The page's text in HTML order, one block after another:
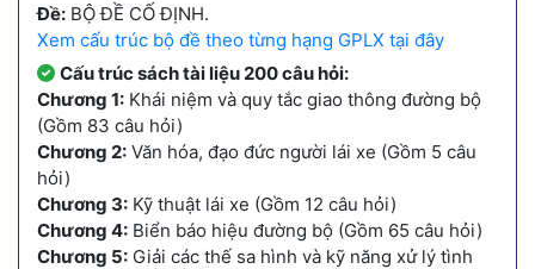
Đề: BỘ ĐỀ CỐ ĐỊNH.
Xem cấu trúc bộ đề theo từng hạng GPLX tại đây
Cấu trúc sách tài liệu 200 câu hỏi:
Chương 1: Khái niệm và quy tắc giao thông đường bộ
(Gồm 83 câu hỏi)
Chương 2: Văn hóa, đạo đức người lái xe (Gồm 5 câu
hỏi)
Chương 3: Kỹ thuật lái xe (Gồm 12 câu hỏi)
Chương 4: Biển báo hiệu đường bộ (Gồm 65 câu hỏi)
Chương 5: Giải các thế sa hình và kỹ năng xử lý tình